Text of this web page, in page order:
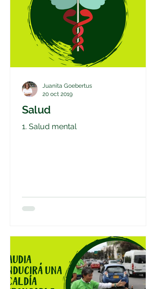
Salud
1. Salud mental
Juanita Goebertus
20 oct 2019